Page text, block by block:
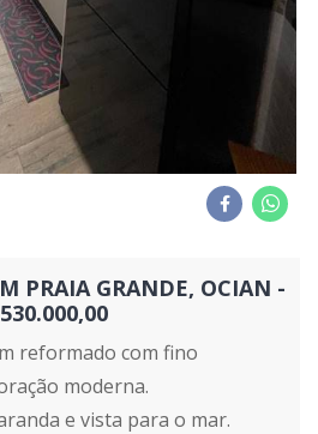
PRAIA GRANDE, OCIAN -
reformado com fino
moderna.
e vista para o mar.